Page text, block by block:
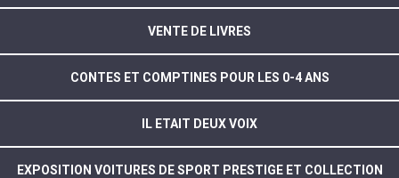
VENTE DE LIVRES
CONTES ET COMPTINES POUR LES 0-4 ANS
IL ETAIT DEUX VOIX
EXPOSITION VOITURES DE SPORT PRESTIGE ET COLLECTION